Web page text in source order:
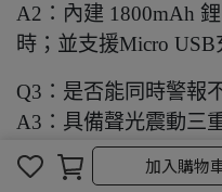
加入購物
A2：內建 1800mAh
時；並支援Micro USB
Q3：是否能同時警報
A3：具備聲光震動三
刻觸發。